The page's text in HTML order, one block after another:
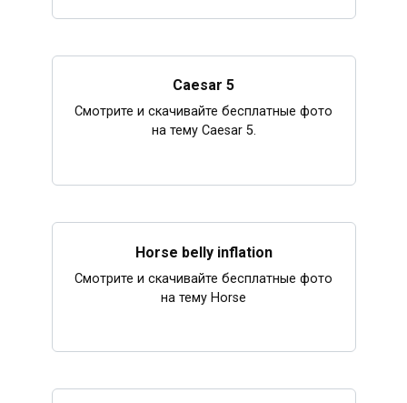
Caesar 5
Смотрите и скачивайте бесплатные фото
на тему Caesar 5.
Horse belly inflation
Смотрите и скачивайте бесплатные фото
на тему Horse